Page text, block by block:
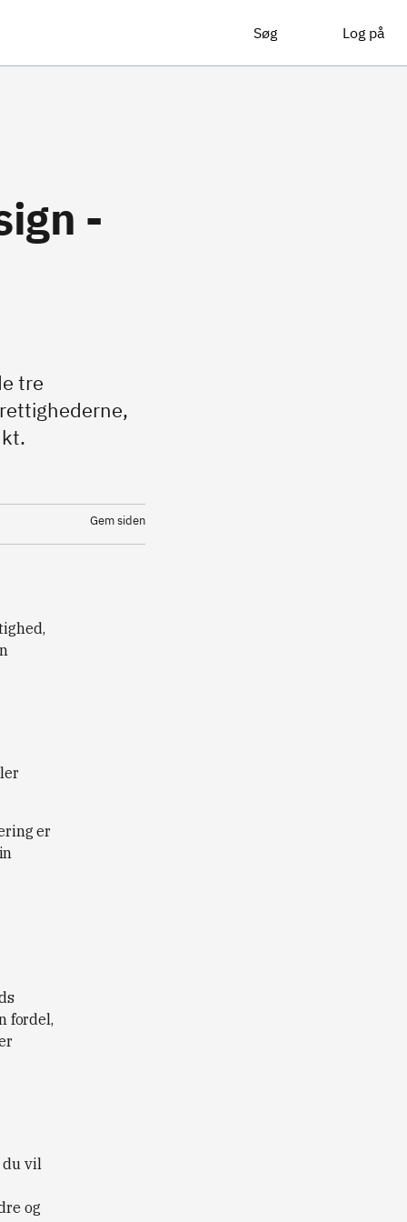
Søg Log på
-
tre
Gem siden
er
fordel,
du vil
og